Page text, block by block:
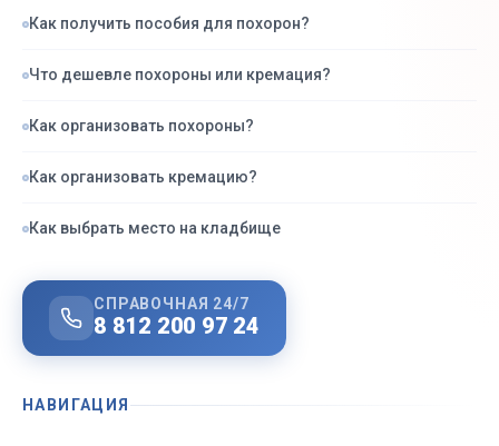
Как получить пособия для похорон?
Что дешевле похороны или кремация?
Как организовать похороны?
Как организовать кремацию?
Как выбрать место на кладбище
СПРАВОЧНАЯ 24/7
8 812 200 97 24
НАВИГАЦИЯ